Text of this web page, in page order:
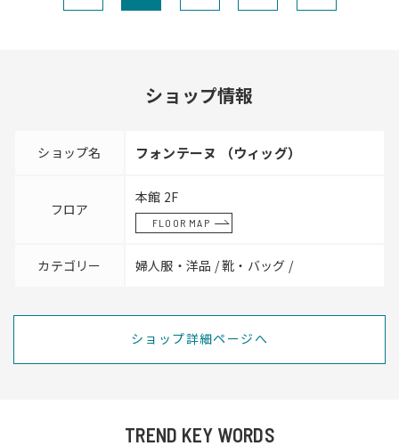
ショップ情報
ショップ名 フォンテーヌ （ウィッグ）
フロア
本館 2F
FLOOR MAP
カテゴリー 婦人服・洋品 / 靴・バッグ /
ショップ詳細ページへ
TREND KEY WORDS